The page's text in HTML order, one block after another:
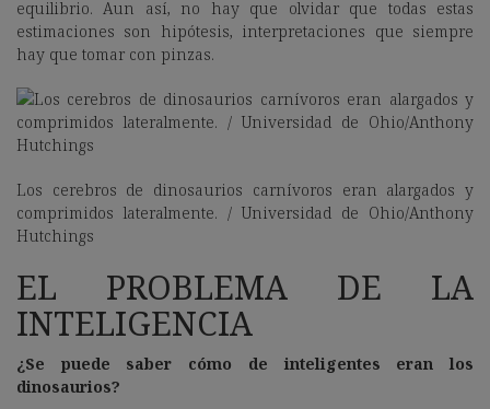
equilibrio. Aun así, no hay que olvidar que todas estas
estimaciones son hipótesis, interpretaciones que siempre
hay que tomar con pinzas.
Los cerebros de dinosaurios carnívoros eran alargados y
comprimidos lateralmente. / Universidad de Ohio/Anthony
Hutchings
EL PROBLEMA DE LA
INTELIGENCIA
¿Se puede saber cómo de inteligentes eran los
dinosaurios?